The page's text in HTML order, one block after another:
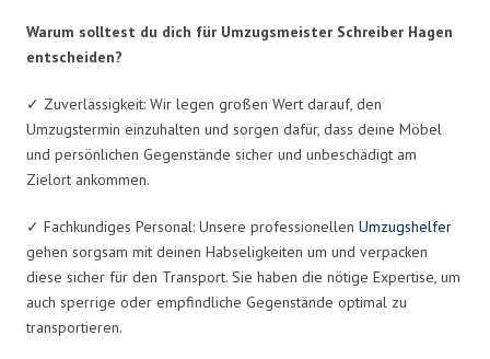
Warum solltest du dich für Umzugsmeister Schreiber Hagen
entscheiden?
✓ Zuverlässigkeit: Wir legen großen Wert darauf, den
Umzugstermin einzuhalten und sorgen dafür, dass deine Möbel
und persönlichen Gegenstände sicher und unbeschädigt am
Zielort ankommen.
✓ Fachkundiges Personal: Unsere professionellen Umzugshelfer
gehen sorgsam mit deinen Habseligkeiten um und verpacken
diese sicher für den Transport. Sie haben die nötige Expertise, um
auch sperrige oder empfindliche Gegenstände optimal zu
transportieren.